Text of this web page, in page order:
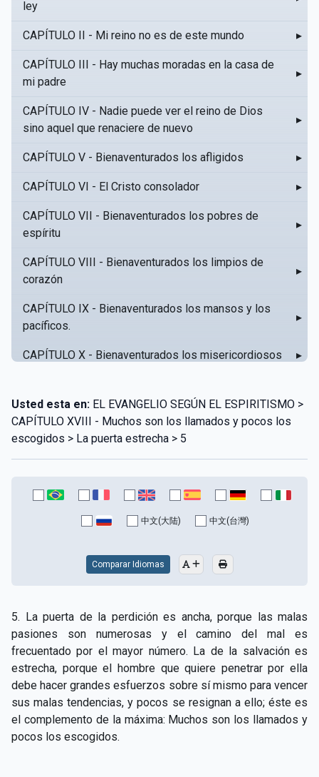
ley
CAPÍTULO II - Mi reino no es de este mundo ▸
CAPÍTULO III - Hay muchas moradas en la casa de
mi padre
▸
CAPÍTULO IV - Nadie puede ver el reino de Dios
sino aquel que renaciere de nuevo
▸
CAPÍTULO V - Bienaventurados los afligidos ▸
CAPÍTULO VI - El Cristo consolador ▸
CAPÍTULO VII - Bienaventurados los pobres de
espíritu
▸
CAPÍTULO VIII - Bienaventurados los limpios de
corazón
▸
CAPÍTULO IX - Bienaventurados los mansos y los
pacíficos.
▸
CAPÍTULO X - Bienaventurados los misericordiosos ▸
CAPÍTULO XII - Amad a vuestros enemigos
CAPÍTULO XIII - No sepa tu izquierda lo que hace tu
derecha
CAPÍTULO XIV - Honra a tu padre y a tu madre
CAPÍTULO XV - Sin caridad no hay salvación
CAPÍTULO XVIII - Muchos son los llamados y pocos
los escogidos
▸
CAPÍTULO XIX - La fe transporta las montañas ▸
CAPÍTULO XX - Los obreros de la última hora ▸
CAPÍTULO XXI - Habrá falsos Cristos y falsos
profetas
Usted esta en: EL EVANGELIO SEGÚN EL ESPIRITISMO >
CAPÍTULO XVIII - Muchos son los llamados y pocos los
escogidos > La puerta estrecha > 5
中文(大陆) 中文(台灣)
Comparar Idiomas
5. La puerta de la perdición es ancha, porque las malas
pasiones son numerosas y el camino del mal es
frecuentado por el mayor número. La de la salvación es
estrecha, porque el hombre que quiere penetrar por ella
debe hacer grandes esfuerzos sobre sí mismo para vencer
sus malas tendencias, y pocos se resignan a ello; éste es
el complemento de la máxima: Muchos son los llamados y
pocos los escogidos.